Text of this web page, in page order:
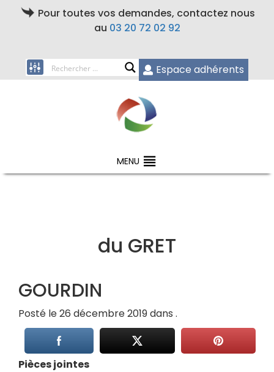
Pour toutes vos demandes, contactez nous
au 03 20 72 02 92
Espace adhérents
MENU
du GRET
GOURDIN
Posté le 26 décembre 2019 dans .
Pièces jointes